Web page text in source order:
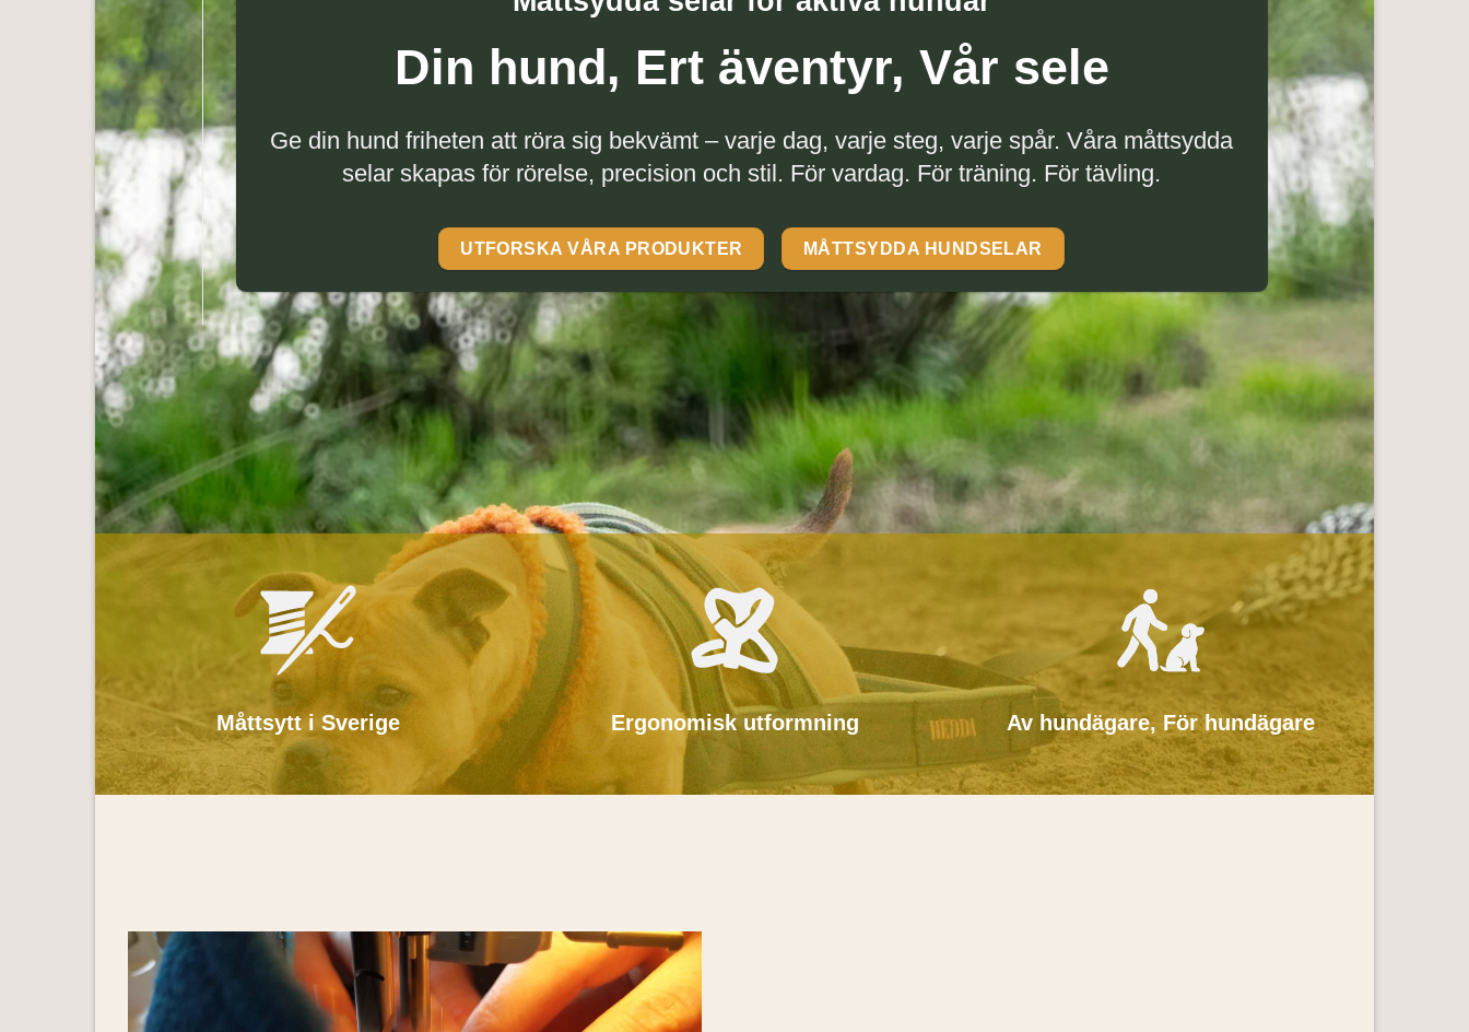
Din hund, Ert äventyr, Vår sele
Ge din hund friheten att röra sig bekvämt – varje dag, varje steg, varje spår. Våra måttsydda
selar skapas för rörelse, precision och stil. För vardag. För träning. För tävling.
UTFORSKA VÅRA PRODUKTER MÅTTSYDDA HUNDSELAR
Måttsytt i Sverige Ergonomisk utformning Av hundägare, För hundägare